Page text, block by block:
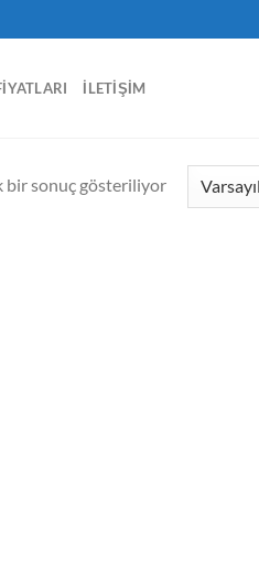
İLETIŞIM
bir sonuç gösteriliyor